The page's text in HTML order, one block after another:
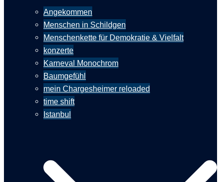
Angekommen
Menschen in Schildgen
Menschenkette für Demokratie & Vielfalt
konzerte
Karneval Monochrom
Baumgefühl
mein Chargesheimer reloaded
time shift
Istanbul